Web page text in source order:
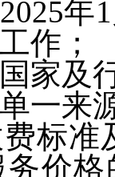
2025年
作 ；
家及
一来
标准
价